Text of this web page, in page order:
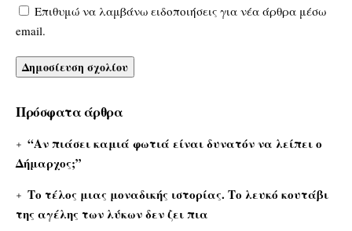
Επιθυμώ να λαμβάνω ειδοποιήσεις για νέα άρθρα μέσω
email.
Πρόσφατα άρθρα
“Αν πιάσει καμιά φωτιά είναι δυνατόν να λείπει ο
Δήμαρχος;”
Το τέλος μιας μοναδικής ιστορίας. Το λευκό κουτάβι
της αγέλης των λύκων δεν ζει πια